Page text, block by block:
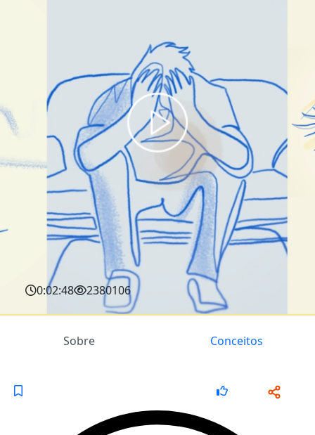
0:02:48 2380106
Sobre Conceitos